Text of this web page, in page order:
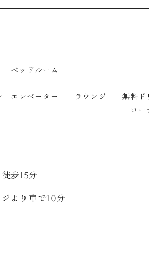
ベッドルーム
エレベーター ラウンジ
無料ド
コー
歩15分
より車で10分